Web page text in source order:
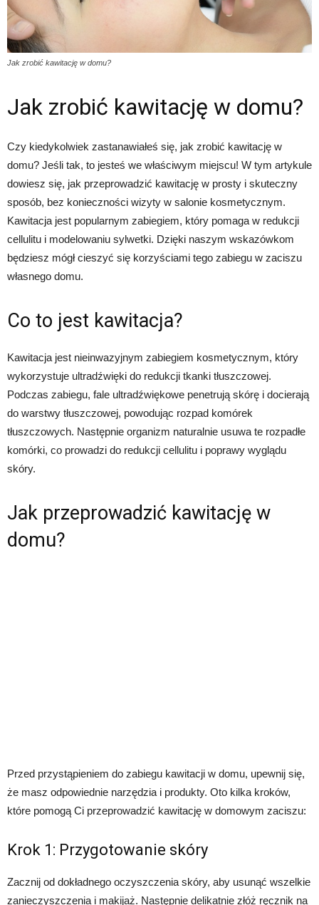
Jak zrobić kawitację w domu?
Jak zrobić kawitację w domu?
Czy kiedykolwiek zastanawiałeś się, jak zrobić kawitację w
domu? Jeśli tak, to jesteś we właściwym miejscu! W tym artykule
dowiesz się, jak przeprowadzić kawitację w prosty i skuteczny
sposób, bez konieczności wizyty w salonie kosmetycznym.
Kawitacja jest popularnym zabiegiem, który pomaga w redukcji
cellulitu i modelowaniu sylwetki. Dzięki naszym wskazówkom
będziesz mógł cieszyć się korzyściami tego zabiegu w zaciszu
własnego domu.
Co to jest kawitacja?
Kawitacja jest nieinwazyjnym zabiegiem kosmetycznym, który
wykorzystuje ultradźwięki do redukcji tkanki tłuszczowej.
Podczas zabiegu, fale ultradźwiękowe penetrują skórę i docierają
do warstwy tłuszczowej, powodując rozpad komórek
tłuszczowych. Następnie organizm naturalnie usuwa te rozpadłe
komórki, co prowadzi do redukcji cellulitu i poprawy wyglądu
skóry.
Jak przeprowadzić kawitację w
domu?
Przed przystąpieniem do zabiegu kawitacji w domu, upewnij się,
że masz odpowiednie narzędzia i produkty. Oto kilka kroków,
które pomogą Ci przeprowadzić kawitację w domowym zaciszu:
Krok 1: Przygotowanie skóry
Zacznij od dokładnego oczyszczenia skóry, aby usunąć wszelkie
zanieczyszczenia i makijaż. Następnie delikatnie złóż ręcznik na